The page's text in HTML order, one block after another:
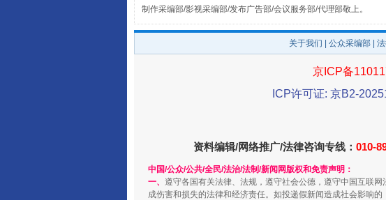
阿坝州三大球赛在茂县开幕
制作采编部/影视采编部/发布广告部/会议服务部/代理部敬上。
关于我们 公众采编部
京ICP备
ICP许可证: 京B2-
资料编辑/网络推广/法律咨询专线： 010-
中国/公众/公共/全民/法治/法制/新闻网版权和免责声明：
一、 遵守各国有关法律、法规，遵守社会公德，遵守中国互联
成伤害和损失的法律和经济责任。如投递假新闻造成社会影响